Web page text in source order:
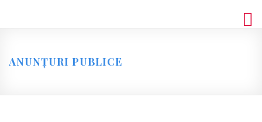
ANUNȚURI PUBLICE